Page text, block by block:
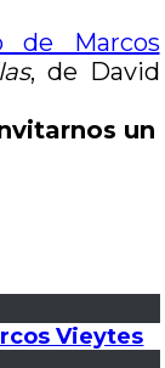
de Marcos
, de David
un
Vieytes